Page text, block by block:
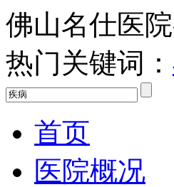
佛山名仕医
热门关键词：
首页
医院概况